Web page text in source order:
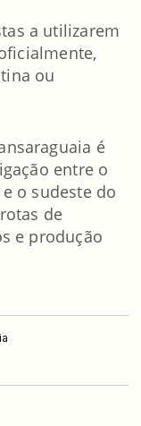
a utilizarem
ou
é
entre o
o sudeste do
de
e produção